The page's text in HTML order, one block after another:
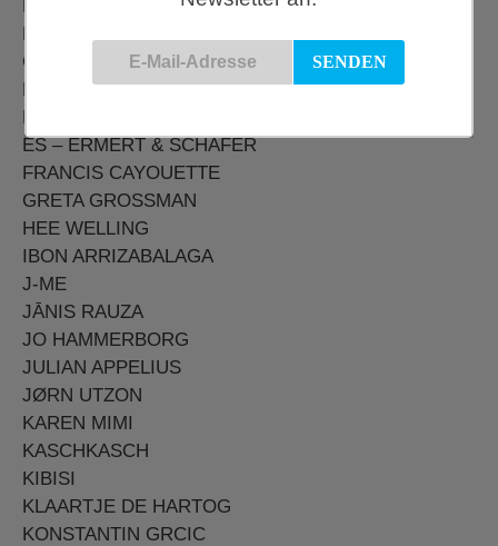
BOUROULLEC
BRITT KORNUM
CLARA VON ZWEIGBERGK
DAVID BAUR & LENA BILLMEIER
DONNA WILSON
ES – ERMERT & SCHÄFER
FRANCIS CAYOUETTE
GRETA GROSSMAN
HEE WELLING
IBON ARRIZABALAGA
J-ME
JĀNIS RAUZA
JO HAMMERBORG
JULIAN APPELIUS
JØRN UTZON
KAREN MIMI
KASCHKASCH
KIBISI
KLAARTJE DE HARTOG
KONSTANTIN GRCIC